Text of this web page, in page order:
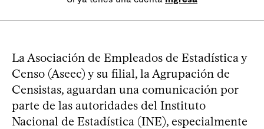
La Asociación de Empleados de Estadística y
Censo (Aseec) y su filial, la Agrupación de
Censistas, aguardan una comunicación por
parte de las autoridades del Instituto
Nacional de Estadística (INE), especialmente